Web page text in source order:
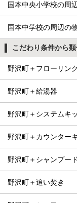
国本中央小学校の周
国本中学校の周辺の
こだわり条件から
野沢町＋フローリン
野沢町＋給湯器
野沢町＋システムキ
野沢町＋カウンター
野沢町＋シャンプー
野沢町＋追い焚き